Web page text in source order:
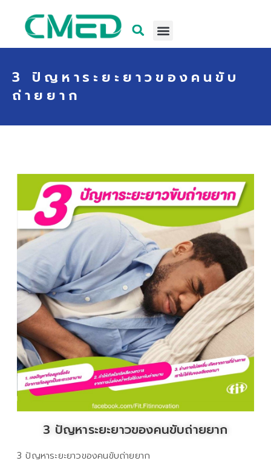
3 ปัญหาระยะยาวของคนขับ
ถ่ายยาก
3 ปัญหาระยะยาวของคนขับถ่ายยาก
3 ปัญหาระยะยาวของคนขับถ่ายยาก